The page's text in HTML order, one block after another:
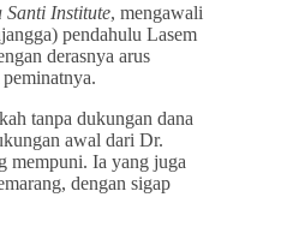
Santi Institute, mengawali
pendahulu Lasem
derasnya arus
tanpa dukungan dana
awal dari Dr.
mempuni. Ia yang juga
dengan sigap